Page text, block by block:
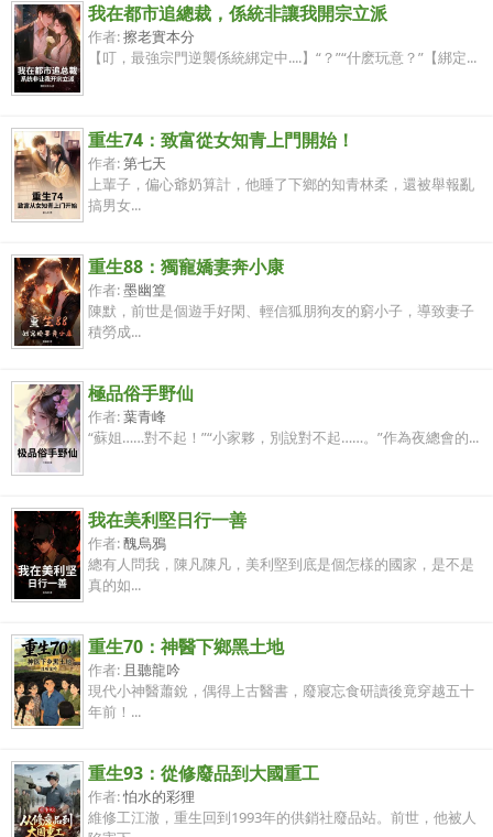
我在都市追總裁，係統非讓我開宗立派
作者:擦老實本分
【叮，最強宗門逆襲係統綁定中....】“？”“什麽玩意？”【綁定...
重生74：致富從女知青上門開始！
作者:第七天
上輩子，偏心爺奶算計，他睡了下鄉的知青林柔，還被舉報亂
搞男女...
重生88：獨寵嬌妻奔小康
作者:墨幽篁
陳默，前世是個遊手好閑、輕信狐朋狗友的窮小子，導致妻子
積勞成...
極品俗手野仙
作者:葉青峰
“蘇姐……對不起！”“小家夥，別說對不起……。”作為夜總會的...
我在美利堅日行一善
作者:醜烏鴉
總有人問我，陳凡陳凡，美利堅到底是個怎樣的國家，是不是
真的如...
重生70：神醫下鄉黑土地
作者: 且聽龍吟
現代小神醫蕭銳，偶得上古醫書，廢寢忘食研讀後竟穿越五十
年前！...
重生93：從修廢品到大國重工
作者:怕水的彩狸
維修工江澈，重生回到1993年的供銷社廢品站。前世，他被人